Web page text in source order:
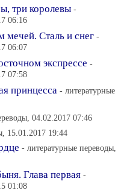
три королевы -
06:16
Сталь и снег -
06:07
экспрессе -
07:58
принцесса - литературные
04.02.2017 07:46
15.01.2017 19:44
- литературные переводы,
Глава первая -
01:08